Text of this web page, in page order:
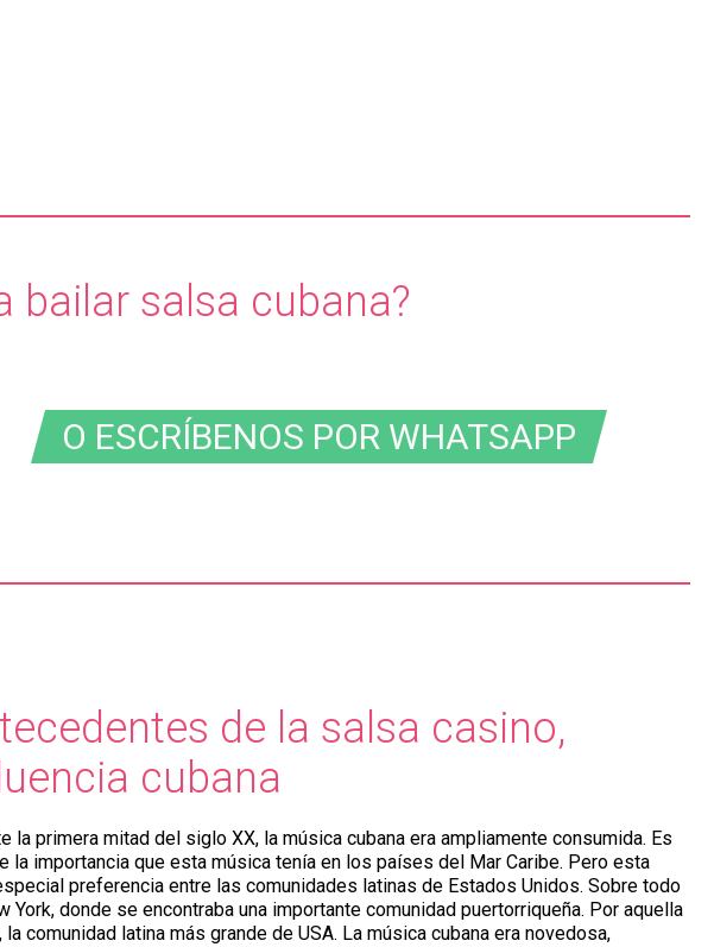
bailar salsa cubana?
O ESCRÍBENOS POR WHATSAPP
de la salsa casino,
cubana
la primera mitad del siglo XX, la música cubana era ampliamente consumida. Es
la importancia que esta música tenía en los países del Mar Caribe. Pero esta
preferencia entre las comunidades latinas de Estados Unidos. Sobre todo
York, donde se encontraba una importante comunidad puertorriqueña. Por aquella
la comunidad latina más grande de USA. La música cubana era novedosa,